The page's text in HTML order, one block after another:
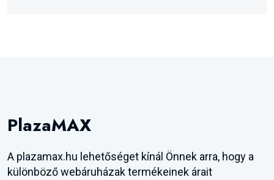
PlazaMAX
A plazamax.hu lehetőséget kínál Önnek arra, hogy a
különböző webáruházak termékeinek árait